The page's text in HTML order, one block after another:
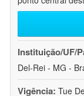
Instituição/UF/
Del-Rei - MG -
Vigência: Tue